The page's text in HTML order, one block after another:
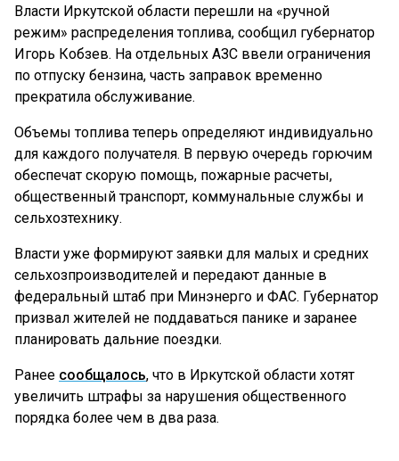
Власти Иркутской области перешли на «ручной
режим» распределения топлива, сообщил губернатор
Игорь Кобзев. На отдельных АЗС ввели ограничения
по отпуску бензина, часть заправок временно
прекратила обслуживание.
Объемы топлива теперь определяют индивидуально
для каждого получателя. В первую очередь горючим
обеспечат скорую помощь, пожарные расчеты,
общественный транспорт, коммунальные службы и
сельхозтехнику.
Власти уже формируют заявки для малых и средних
сельхозпроизводителей и передают данные в
федеральный штаб при Минэнерго и ФАС. Губернатор
призвал жителей не поддаваться панике и заранее
планировать дальние поездки.
Ранее сообщалось, что в Иркутской области хотят
увеличить штрафы за нарушения общественного
порядка более чем в два раза.